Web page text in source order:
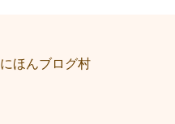
にほんブログ村